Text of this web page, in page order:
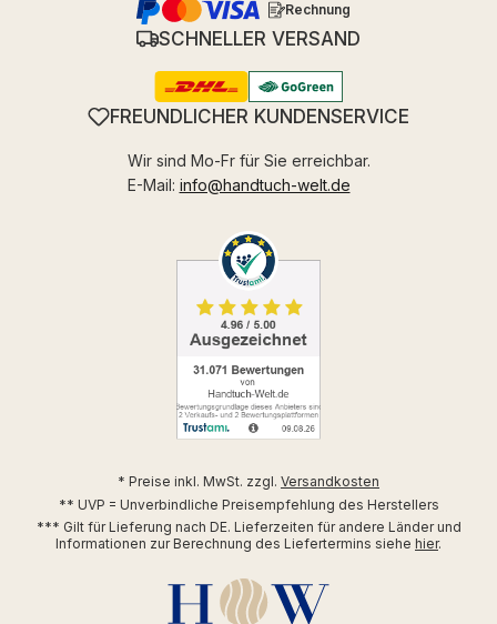
Rechnung
SCHNELLER VERSAND
FREUNDLICHER KUNDENSERVICE
Wir sind Mo-Fr für Sie erreichbar.
E-Mail: info@handtuch-welt.de
* Preise inkl. MwSt. zzgl. Versandkosten
** UVP = Unverbindliche Preisempfehlung des Herstellers
*** Gilt für Lieferung nach DE. Lieferzeiten für andere Länder und
Informationen zur Berechnung des Liefertermins siehe hier.